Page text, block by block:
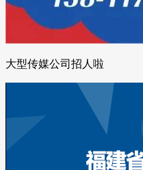
大型传媒公司招人啦